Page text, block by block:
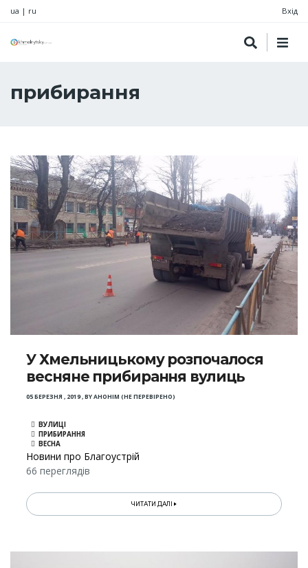
ua | ru Вхід
прибирання
У Хмельницькому розпочалося
весняне прибирання вулиць
05 БЕРЕЗНЯ , 2019,BYАНОНІМ (НЕ ПЕРЕВІРЕНО)
ВУЛИЦІ
ПРИБИРАННЯ
ВЕСНА
Новини про Благоустрій
66 переглядів
ЧИТАТИ ДАЛІ